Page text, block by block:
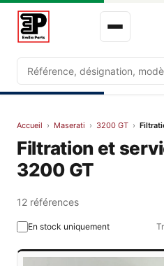
Recherche
Accueil › Maserati › 3200 GT ›
Filtration et
3200 GT
12 références
En stock uniquement